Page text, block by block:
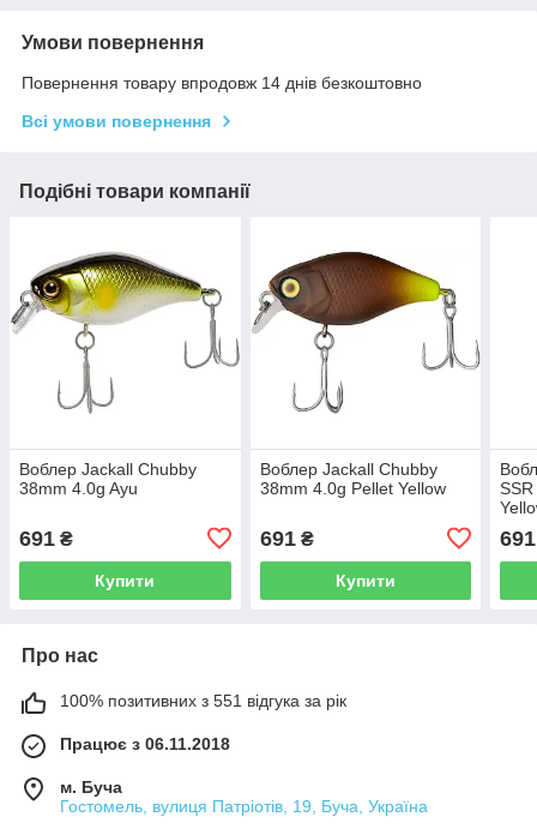
Умови повернення
Повернення товару впродовж 14 днів безкоштовно
Всі умови повернення
Подібні товари компанії
Воблер Jackall Chubby
38mm 4.0g Ayu
691 ₴
Купити
Воблер Jackall Chubby
38mm 4.0g Pellet Yellow
691₴
Купити
691
Про нас
100% позитивних з 551 відгука за рік
Працює з 06.11.2018
м. Буча
Гостомель, вулиця Патріотів, 19, Буча, Україна